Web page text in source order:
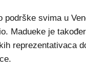
podrške svima u
Madueke je
reprezentativaca